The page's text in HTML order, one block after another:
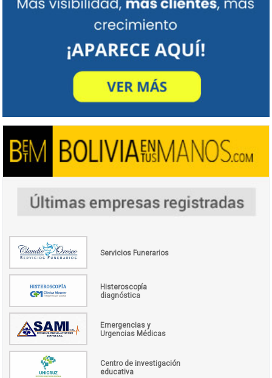
Servicios Funerarios
Histeroscopía
diagnóstica
Emergencias y
Urgencias Médicas
Centro de investigación
educativa